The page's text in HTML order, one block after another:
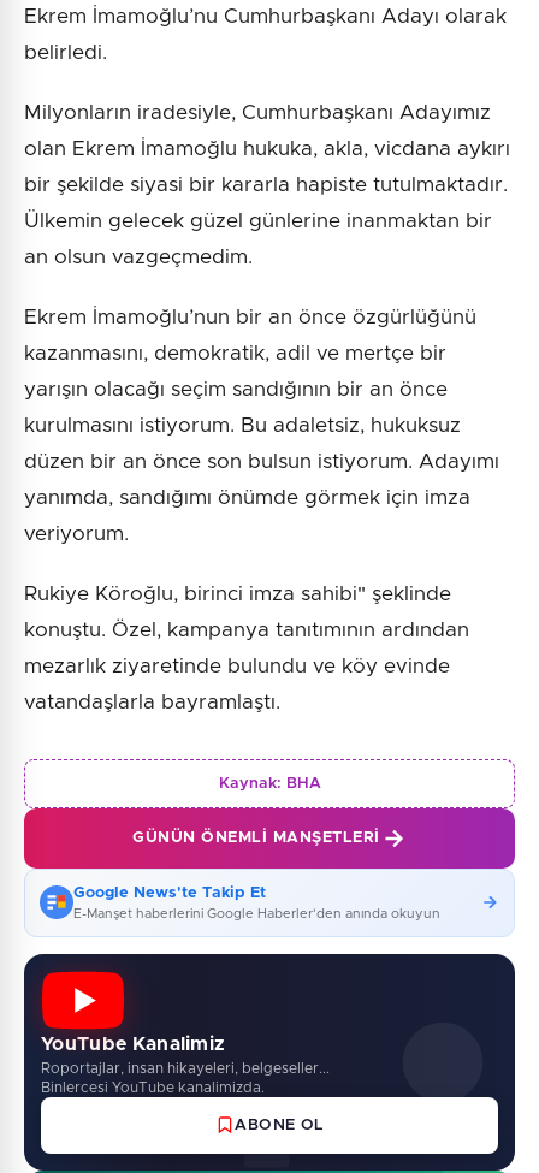
Ekrem İmamoğlu’nu Cumhurbaşkanı Adayı olarak
belirledi.
Milyonların iradesiyle, Cumhurbaşkanı Adayımız
olan Ekrem İmamoğlu hukuka, akla, vicdana aykırı
bir şekilde siyasi bir kararla hapiste tutulmaktadır.
Ülkemin gelecek güzel günlerine inanmaktan bir
an olsun vazgeçmedim.
Ekrem İmamoğlu’nun bir an önce özgürlüğünü
kazanmasını, demokratik, adil ve mertçe bir
yarışın olacağı seçim sandığının bir an önce
kurulmasını istiyorum. Bu adaletsiz, hukuksuz
düzen bir an önce son bulsun istiyorum. Adayımı
yanımda, sandığımı önümde görmek için imza
veriyorum.
Rukiye Köroğlu, birinci imza sahibi" şeklinde
konuştu. Özel, kampanya tanıtımının ardından
mezarlık ziyaretinde bulundu ve köy evinde
vatandaşlarla bayramlaştı.
Kaynak: BHA
GÜNÜN ÖNEMLI MANŞETLERI
Google News'te Takip Et
E-Manşet haberlerini Google Haberler'den anında okuyun
YouTube Kanalimiz
Roportajlar, insan hikayeleri, belgeseller...
Binlercesi YouTube kanalimizda.
ABONE OL